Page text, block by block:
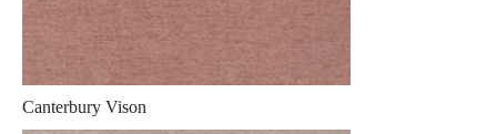
Canterbury Vison